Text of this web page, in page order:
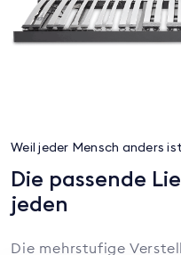
Weil jeder Mensch anders
Die passende
jeden
Die mehrstufige